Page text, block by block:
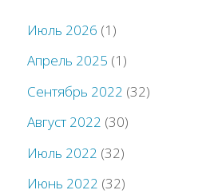
Июль 2026 (1)
Апрель 2025 (1)
Сентябрь 2022 (32)
Август 2022 (30)
Июль 2022 (32)
Июнь 2022 (32)